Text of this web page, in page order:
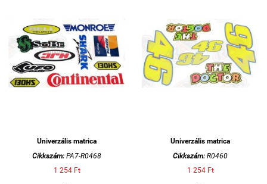
Univerzális matrica
Cikkszám: PA7-R0468
1 254 Ft
Univerzális matrica
Cikkszám: R0460
1 254 Ft